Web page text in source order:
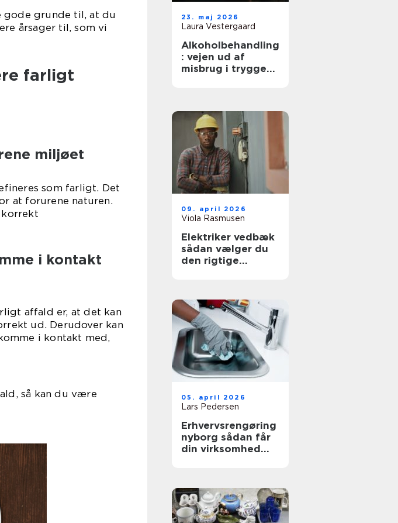
gode grunde til, at du
årsager til, som vi
på her.
farligt
miljøet
som farligt. Det
at forurene naturen.
i kontakt
affald er, at det kan
ud. Derudover kan
i kontakt med,
så kan du være
23. maj 2026
Laura Vestergaard
Alkoholbehandling
: vejen ud af
misbrug i trygge
09. april 2026
Viola Rasmusen
Elektriker vedbæk
sådan vælger du
den rigtige
05. april 2026
Lars Pedersen
Erhvervsrengøring
nyborg sådan får
din virksomhed